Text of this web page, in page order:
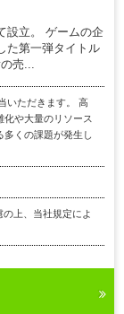
設立。 ゲームの企
た第一弾タイトル
売...
いただきます。 高
や大量のリソース
くの課題が発生し
上、当社規定によ